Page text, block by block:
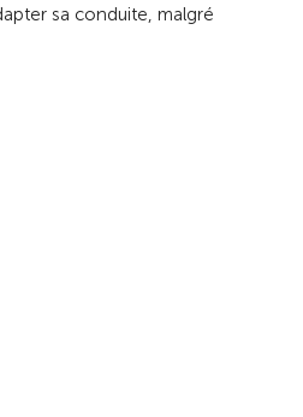
sa conduite, malgré